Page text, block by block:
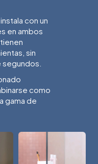
con un
en ambos
sin
como
gama de